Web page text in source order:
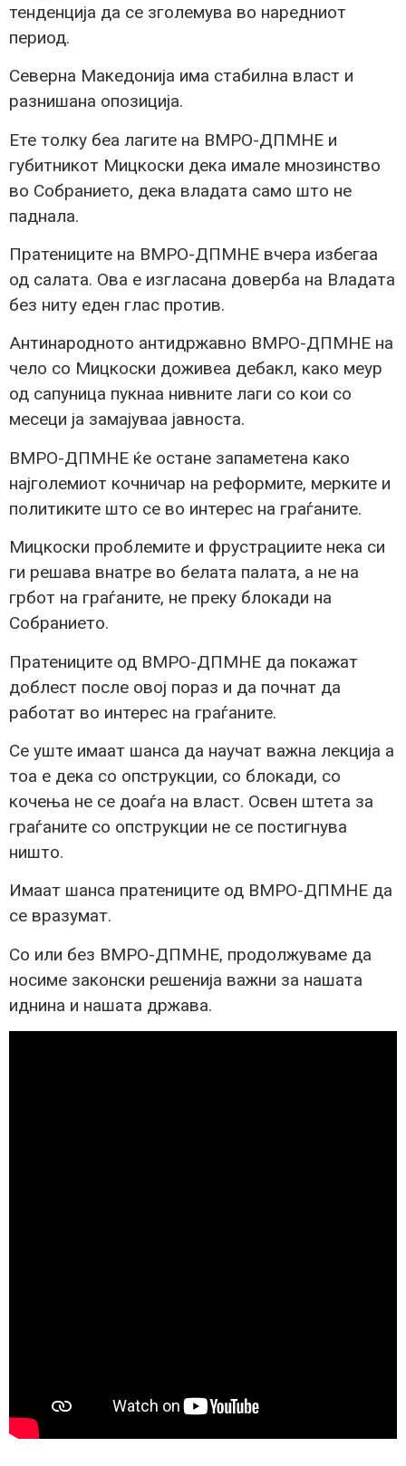
тенденција да се зголемува во наредниот
период.
Северна Македонија има стабилна власт и
разнишана опозиција.
Ете толку беа лагите на ВМРО-ДПМНЕ и
губитникот Мицкоски дека имале мнозинство
во Собранието, дека владата само што не
паднала.
Пратениците на ВМРО-ДПМНЕ вчера избегаа
од салата. Ова е изгласана доверба на Владата
без ниту еден глас против.
Антинародното антидржавно ВМРО-ДПМНЕ на
чело со Мицкоски доживеа дебакл, како меур
од сапуница пукнаа нивните лаги со кои со
месеци ја замајуваа јавноста.
ВМРО-ДПМНЕ ќе остане запаметена како
најголемиот кочничар на реформите, мерките и
политиките што се во интерес на граѓаните.
Мицкоски проблемите и фрустрациите нека си
ги решава внатре во белата палата, а не на
грбот на граѓаните, не преку блокади на
Собранието.
Пратениците од ВМРО-ДПМНЕ да покажат
доблест после овој пораз и да почнат да
работат во интерес на граѓаните.
Се уште имаат шанса да научат важна лекција а
тоа е дека со опструкции, со блокади, со
кочења не се доаѓа на власт. Освен штета за
граѓаните со опструкции не се постигнува
ништо.
Имаат шанса пратениците од ВМРО-ДПМНЕ да
се вразумат.
Со или без ВМРО-ДПМНЕ, продолжуваме да
носиме законски решенија важни за нашата
иднина и нашата држава.